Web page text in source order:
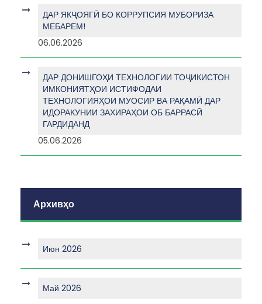
ДАР ЯКҶОЯГӢ БО КОРРУПСИЯ МУБОРИЗА
МЕБАРЕМ!
06.06.2026
ДАР ДОНИШГОҲИ ТЕХНОЛОГИИ ТОҶИКИСТОН
ИМКОНИЯТҲОИ ИСТИФОДАИ
ТЕХНОЛОГИЯҲОИ МУОСИР ВА РАҚАМӢ ДАР
ИДОРАКУНИИ ЗАХИРАҲОИ ОБ БАРРАСӢ
ГАРДИДАНД
05.06.2026
Архивҳо
Июн 2026
Май 2026